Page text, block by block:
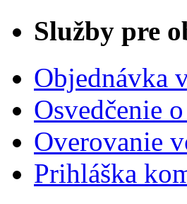
Služby pre
Objednávka
Osvedčenie
Overovanie
Prihláška